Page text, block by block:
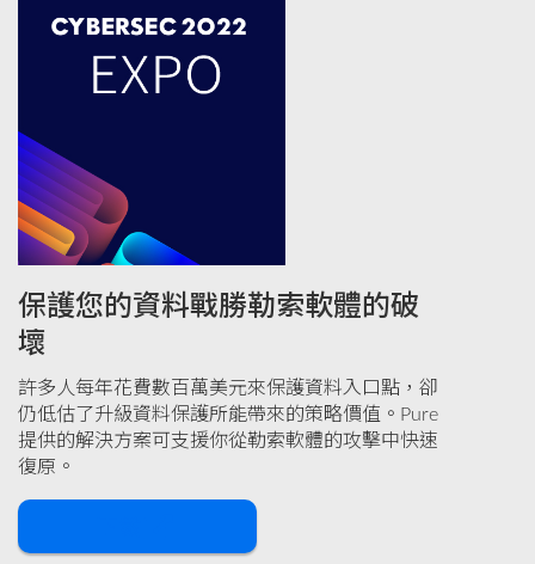
保護您的資料戰勝勒索軟體的破
壞
許多人每年花費數百萬美元來保護資料入口點，卻
仍低估了升級資料保護所能帶來的策略價值。Pure
提供的解決方案可支援你從勒索軟體的攻擊中快速
復原。